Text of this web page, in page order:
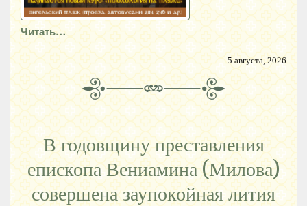
Читать…
5 августа, 2026
В годовщину преставления
епископа Вениамина (Милова)
совершена заупокойная лития